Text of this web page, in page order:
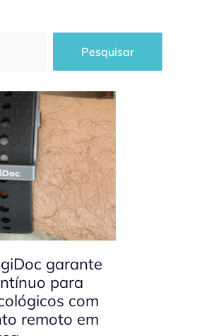
Pesquisar
garante
para
com
remoto em